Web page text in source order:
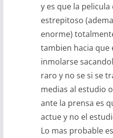
y es que la
estrepitoso
enorme)
tambien hacia que
inmolarse
raro y no se si se
medias al estudio
ante la prensa es
actue y no el
Lo mas probable